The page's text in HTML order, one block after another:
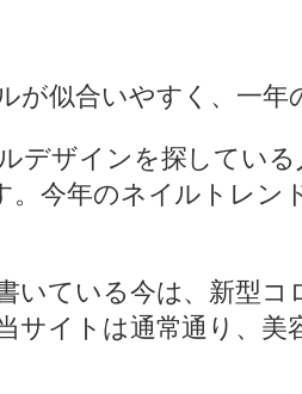
が似合いやすく、一年
デザインを探している
。今年のネイルトレン
いている今は、新型
サイトは通常通り、